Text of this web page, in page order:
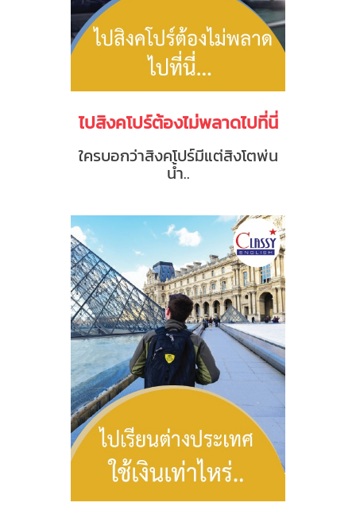
ไปสิงคโปร์ต้องไม่พลาดไปที่นี่
ใครบอกว่าสิงคโปร์มีแต่สิงโตพ่น
น้ำ..